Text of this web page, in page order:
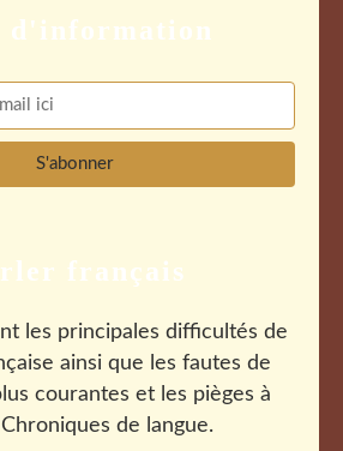
français
les principales difficultés de
ainsi que les fautes de
courantes et les pièges à
de langue.